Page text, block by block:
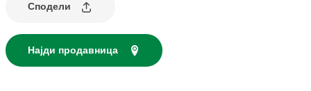
Сподели
Најди продавница